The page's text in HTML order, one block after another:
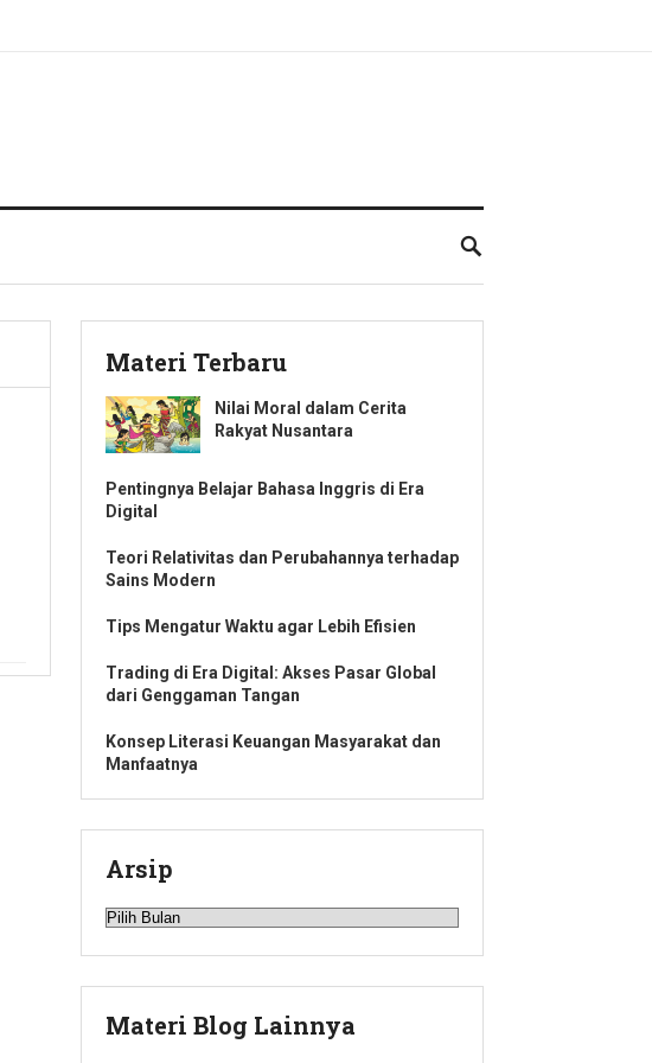
Materi Terbaru
Nilai Moral dalam Cerita
Rakyat Nusantara
Pentingnya Belajar Bahasa Inggris di Era
Digital
Teori Relativitas dan Perubahannya terhadap
Sains Modern
Tips Mengatur Waktu agar Lebih Efisien
Trading di Era Digital: Akses Pasar Global
dari Genggaman Tangan
Konsep Literasi Keuangan Masyarakat dan
Manfaatnya
Arsip
Arsip
Materi Blog Lainnya